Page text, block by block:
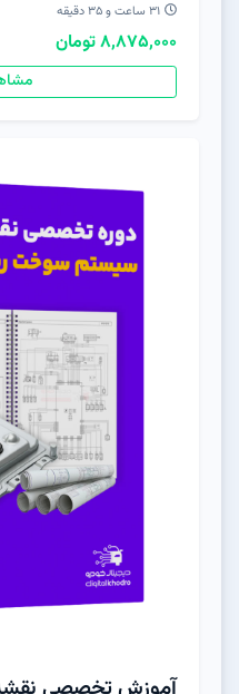
31 ساعت و 3۵ دقیقه
8,875,000 تومان